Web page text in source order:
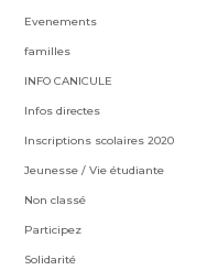
Evenements
familles
INFO CANICULE
Infos directes
Inscriptions scolaires 2020
Jeunesse / Vie étudiante
Non classé
Participez
Solidarité